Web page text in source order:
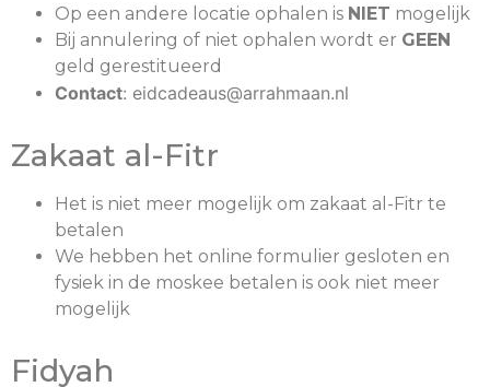
Op een andere locatie ophalen is NIET mogelijk
Bij annulering of niet ophalen wordt er GEEN
geld gerestitueerd
Contact: eidcadeaus@arrahmaan.nl
Zakaat al-Fitr
Het is niet meer mogelijk om zakaat al-Fitr te
betalen
We hebben het online formulier gesloten en
fysiek in de moskee betalen is ook niet meer
mogelijk
Fidyah